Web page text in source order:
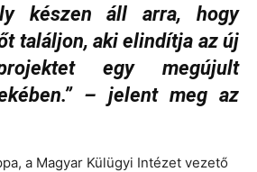
készen áll arra, hogy
találjon, aki elindítja az új
egy megújult
– jelent meg az
a Magyar Külügyi Intézet vezető